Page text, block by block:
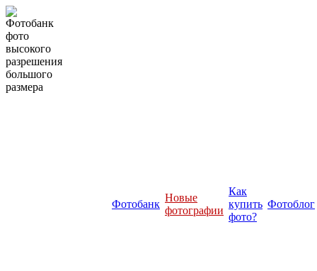
Фотобанк
Новые
фотографии
Как
купить
фото?
Фотоблог